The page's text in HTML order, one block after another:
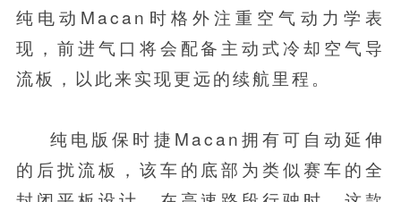
纯电动Macan时格外注重空气动力学表
现，前进气口将会配备主动式冷却空气导
流板，以此来实现更远的续航里程。
纯电版保时捷Macan拥有可自动延伸
的后扰流板，该车的底部为类似赛车的全